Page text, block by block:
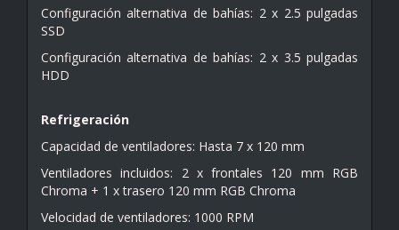
Configuración alternativa de bahías: 2 x 2.5 pulgadas
SSD
Configuración alternativa de bahías: 2 x 3.5 pulgadas
HDD
Refrigeración
Capacidad de ventiladores: Hasta 7 x 120 mm
Ventiladores incluidos: 2 x frontales 120 mm RGB
Chroma + 1 x trasero 120 mm RGB Chroma
Velocidad de ventiladores: 1000 RPM